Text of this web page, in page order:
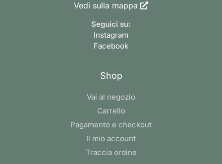
Vedi sulla mappa
Seguici su:
Instagram
Facebook
Shop
Vai al negozio
Carrello
Pagamento e checkout
Il mio account
Traccia ordine